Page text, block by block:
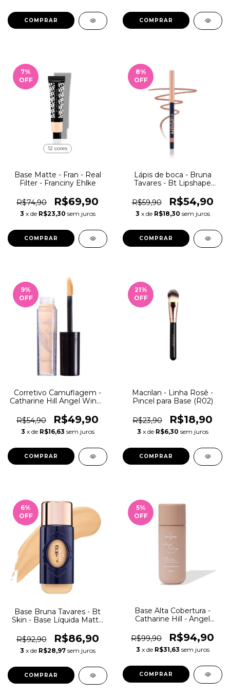
7%
OFF
12 cores
Base Matte - Fran - Real
Filter - Franciny Ehlke
R$74,90 R$69,90
3 x de R$23,30 sem juros
COMPRAR
8%
OFF
Lápis de boca - Bruna
Tavares - Bt Lipshape
R$59,90
R$54,90
3 x de R$18,30 sem juros
COMPRAR
9%
OFF
Corretivo Camuflagem -
Catharine Hill Angel Wings
R$54,90
R$49,90
3 x de R$16,63 sem juros
COMPRAR
21%
OFF
Macrilan - Linha Rosê -
Pincel para Base (R02)
R$23,90 R$18,90
3 x de R$6,30 sem juros
6%
OFF
Base Bruna Tavares - Bt
Skin - Base Líquida Matte
R$92,90
R$86,90
3 x de R$28,97 sem juros
COMPRAR
5%
OFF
Base Alta Cobertura -
Catharine Hill - Angel
R$99,90
R$94,90
3 x de R$31,63 sem juros
COMPRAR